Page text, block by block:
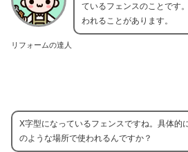
リフォームの達人
ているフェンスのことです
われることがあります。
X字型になっているフェンスですね。具体的
のような場所で使われるんですか？